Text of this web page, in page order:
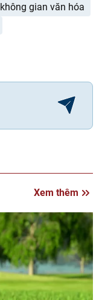
không gian văn hóa
Xem thêm